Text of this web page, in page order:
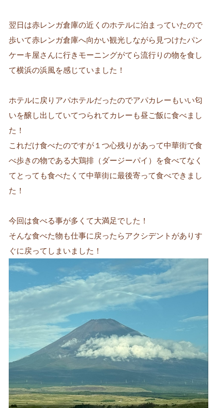
翌日は赤レンガ倉庫の近くのホテルに泊まっていたので
歩いて赤レンガ倉庫へ向かい観光しながら見つけたパン
ケーキ屋さんに行きモーニングがてら流行りの物を食し
て横浜の浜風を感じていました！
ホテルに戻りアパホテルだったのでアパカレーもいい匂
いを醸し出していてつられてカレーも昼ご飯に食べまし
た！
これだけ食べたのですが１つ心残りがあって中華街で食
べ歩きの物である大鶏排（ダージーパイ）を食べてなく
てとっても食べたくて中華街に最後寄って食べできまし
た！
今回は食べる事が多くて大満足でした！
そんな食べた物も仕事に戻ったらアクシデントがありす
ぐに戻ってしまいました！